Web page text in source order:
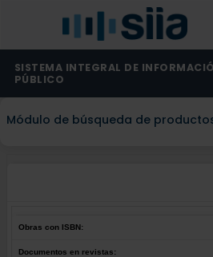
SISTEMA INTEGRAL DE
PÚBLICO
Módulo de búsqueda de
Obras con ISBN:
Documentos en revistas: